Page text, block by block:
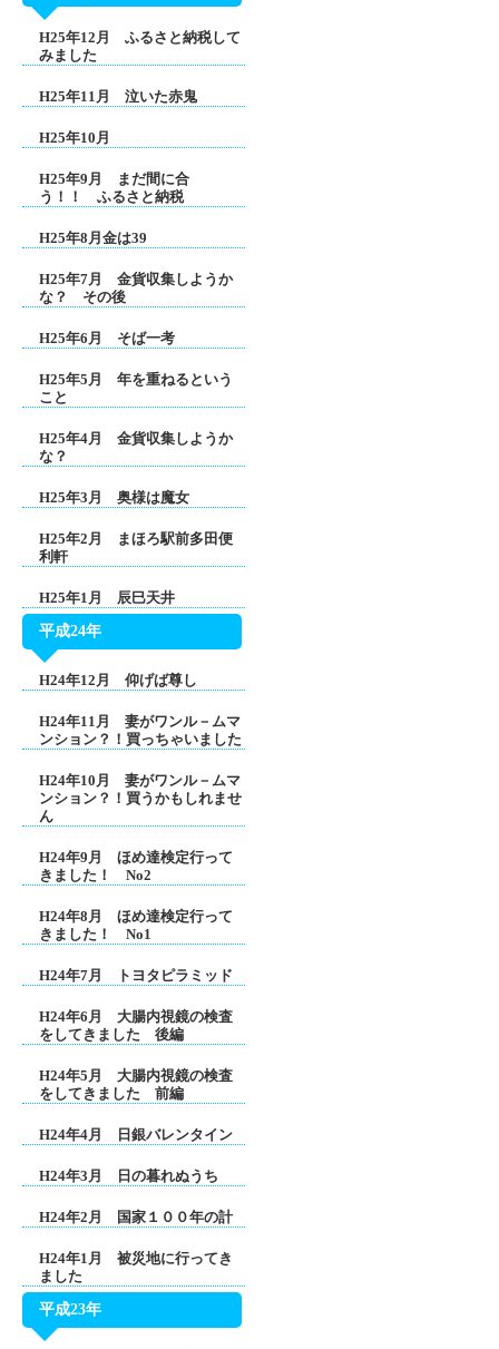
H25年12月 ふるさと納税して
みました
H25年11月 泣いた赤鬼
H25年10月
H25年9月 まだ間に合
う！！ ふるさと納税
H25年8月金は39
H25年7月 金貨収集しようか
な？ その後
H25年6月 そば一考
H25年5月 年を重ねるという
こと
H25年4月 金貨収集しようか
な？
H25年3月 奥様は魔女
H25年2月 まほろ駅前多田便
利軒
H25年1月 辰巳天井
平成24年
H24年12月 仰げば尊し
H24年11月 妻がワンル－ムマ
ンション？！買っちゃいました
H24年10月 妻がワンル－ムマ
ンション？！買うかもしれませ
ん
H24年9月 ほめ達検定行って
きました！ No2
H24年8月 ほめ達検定行って
きました！ No1
H24年7月 トヨタピラミッド
H24年6月 大腸内視鏡の検査
をしてきました 後編
H24年5月 大腸内視鏡の検査
をしてきました 前編
H24年4月 日銀バレンタイン
H24年3月 日の暮れぬうち
H24年2月 国家１００年の計
H24年1月 被災地に行ってき
ました
平成23年